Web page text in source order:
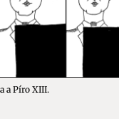
a Píro XIII.